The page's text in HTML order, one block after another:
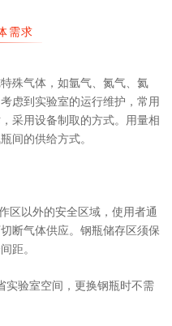
需求
殊气体，如氩气、氮气、氦
虑到实验室的运行维护，常用
采用设备制取的方式。用量相
间的供给方式。
区以外的安全区域，使用者通
断气体供应。钢瓶储存区须保
距。
实验室空间，更换钢瓶时不需